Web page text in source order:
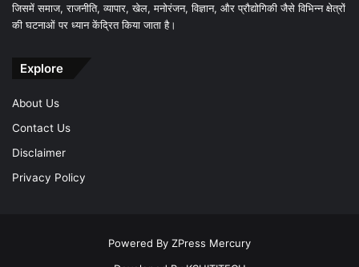
जिसमें समाज, राजनीति, व्यापार, खेल, मनोरंजन, विज्ञान, और प्रौद्योगिकी जैसे विभिन्न क्षेत्रों
की घटनाओं पर ध्यान केंद्रित किया जाता है।
Explore
About Us
Contact Us
Disclaimer
Privacy Policy
Powered By ZPress Mercury